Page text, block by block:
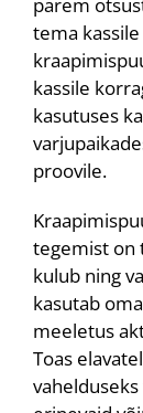
parem
tema
kassile
kasutuses
proovile.
tegemist on
kulub ning
kasutab
meeletus
Toas